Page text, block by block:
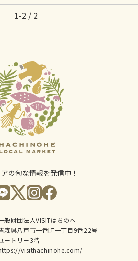
1-2 / 2
の旬な情報を発信中！
般財団法人VISITはちのへ
森県八戸市一番町一丁目9番22号
ートリー3階
visithachinohe.com/